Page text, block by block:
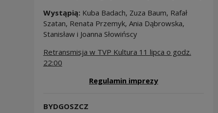
Wystąpią: Kuba Badach, Zuza Baum, Rafał
Szatan, Renata Przemyk, Ania Dąbrowska,
Stanisław i Joanna Słowińscy
Retransmisja w TVP Kultura 11 lipca o godz.
22:00
Regulamin imprezyNote, the link
BYDGOSZCZ